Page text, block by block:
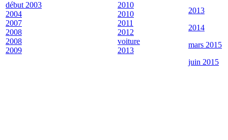
début 2003
2004
2007
2008
2008
2009
2010
2010
2011
2012
voiture
2013
2013
2014
mars 2015
juin 2015